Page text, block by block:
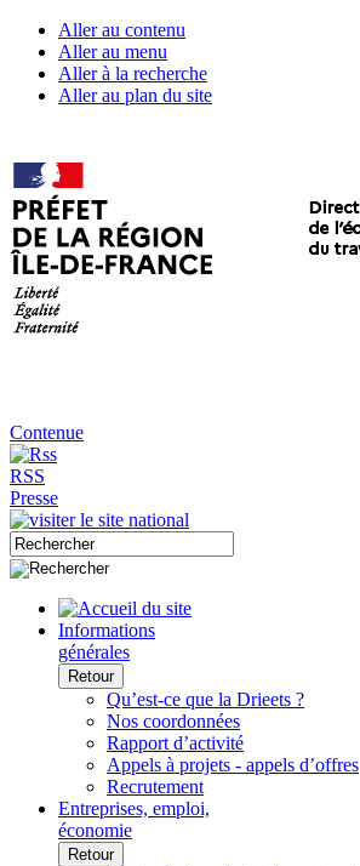
Aller au contenu
Aller au menu
Aller à la recherche
Aller au plan du site
Contenue
RSS
Presse
Informations
générales
Retour
Qu’est-ce que la Drieets ?
Nos coordonnées
Rapport d’activité
Appels à projets - appels d’offres
Recrutement
Entreprises, emploi,
économie
Retour